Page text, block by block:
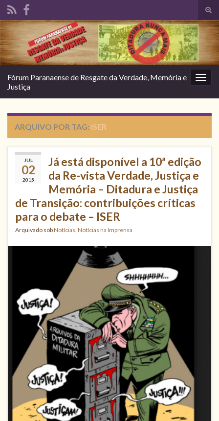
de
Search for:
Fórum Paranaense de Resgate da Verdade, Memória e
Justiça
ARQUIVO POR TAG: ISER
JUL
02
2015
Já está disponível a 10ª edição
da Re-vista Verdade, Justiça e
Memória – Ditadura e Justiça
de Transição: contribuições críticas
para o debate – ISER
Arquivado sobNotícias Notícias na Imprensa